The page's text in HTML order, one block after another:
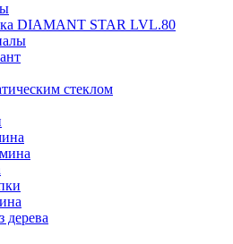
DIAMANT STAR LVL.80
стеклом
дерева